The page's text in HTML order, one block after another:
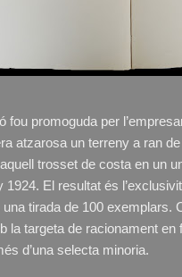
fou promoguda per
atzarosa un terreny a ran
trosset de costa en un
1924. El resultat és
tirada de 100 exemplars.
la targeta de racionament
d’una selecta minoria.